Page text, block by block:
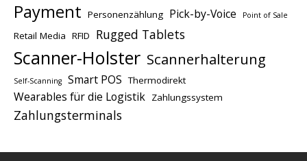
Payment Personenzählung Pick-by-Voice Point of Sale
Retail Media RFID Rugged Tablets
Scanner-Holster Scannerhalterung
Self-Scanning Smart POS Thermodirekt
Wearables für die Logistik Zahlungssystem
Zahlungsterminals